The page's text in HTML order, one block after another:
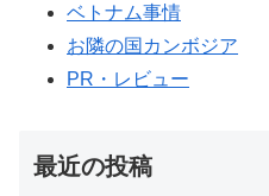
ベトナム事情
お隣の国カンボジア
PR・レビュー
最近の投稿